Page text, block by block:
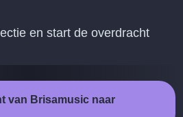
en start de overdracht
van Brisamusic naar